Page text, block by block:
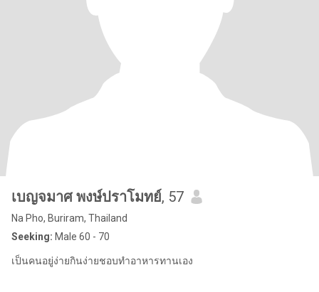
เบญจมาศ​ พงษ์​ปราโมทย์​, 57
Na Pho, Buriram, Thailand
Seeking: Male 60 - 70
เป็นคนอยู่ง่ายกินง่ายชอบทำอาหารทานเอง